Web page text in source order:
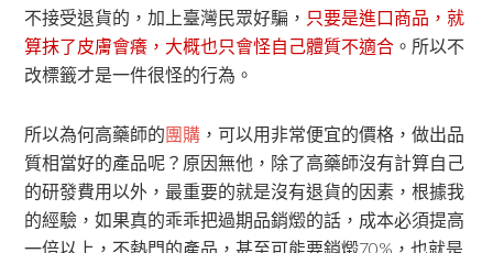
不接受退貨的，加上臺灣民眾好騙， 只要是進口商品，就
算抹了皮膚會癢，大概也只會怪自己體質不適合 。所以不
改標籤才是一件很怪的行為。
所以為何高藥師的團購 ，可以用非常便宜的價格，做出品
質相當好的產品呢？原因無他，除了高藥師沒有計算自己
的研發費用以外，最重要的就是沒有退貨的因素，根據我
的經驗，如果真的乖乖把過期品銷燬的話，成本必須提高
一倍以上，不熱門的產品，甚至可能要銷燬70%，也就是